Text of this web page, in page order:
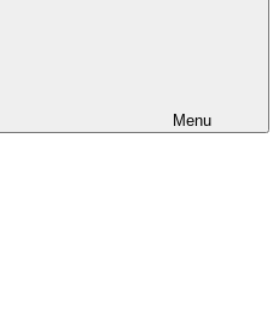
Menu